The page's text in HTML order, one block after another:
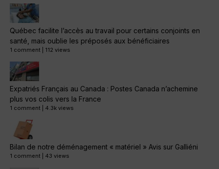
Québec facilite l’accès au travail pour certains conjoints en
santé, mais oublie les préposés aux bénéficiaires
1 comment 112 views
Expatriés Français au Canada : Postes Canada n’achemine
plus vos colis vers la France
1 comment 4.3k views
Bilan de notre déménagement « matériel » Avis sur Galliéni
1 comment 43 views